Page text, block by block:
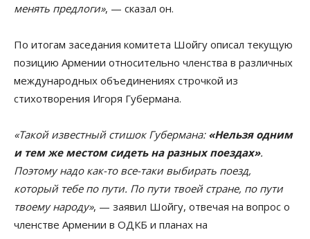
менять предлоги», — сказал он.
По итогам заседания комитета Шойгу описал текущую
позицию Армении относительно членства в различных
международных объединениях строчкой из
стихотворения Игоря Губермана.
«Такой известный стишок Губермана: «Нельзя одним
и тем же местом сидеть на разных поездах».
Поэтому надо как-то все-таки выбирать поезд,
который тебе по пути. По пути твоей стране, по пути
твоему народу», — заявил Шойгу, отвечая на вопрос о
членстве Армении в ОДКБ и планах на